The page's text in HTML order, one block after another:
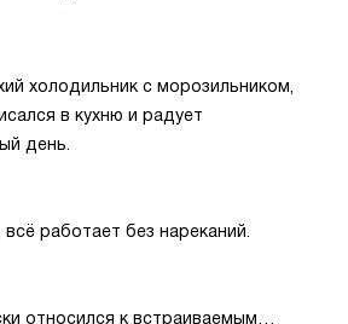
холодильник с морозильником,
в кухню и радует
день.
работает без нареканий.
относился к встраиваемым